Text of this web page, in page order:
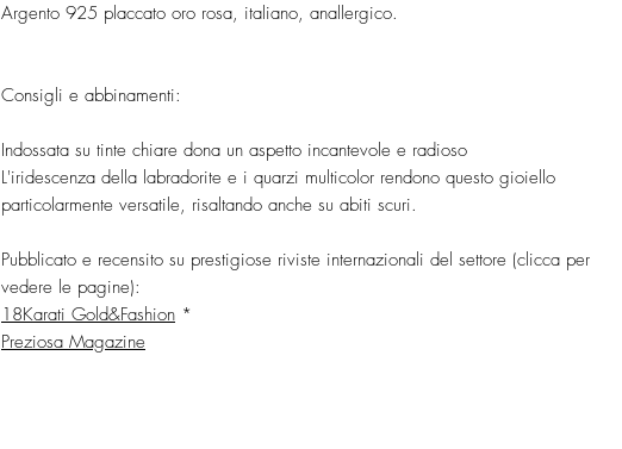
Argento 925 placcato oro rosa, italiano, anallergico.
Consigli e abbinamenti:
Indossata su tinte chiare dona un aspetto incantevole e radioso
L'iridescenza della labradorite e i quarzi multicolor rendono questo gioiello
particolarmente versatile, risaltando anche su abiti scuri.
Pubblicato e recensito su prestigiose riviste internazionali del settore (clicca per
vedere le pagine):
18Karati Gold&Fashion *
Preziosa Magazine